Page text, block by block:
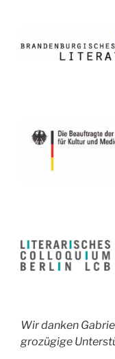
Wir danken
grozügige